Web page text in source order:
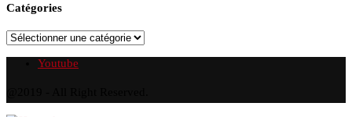
Catégories
Catégories
Youtube